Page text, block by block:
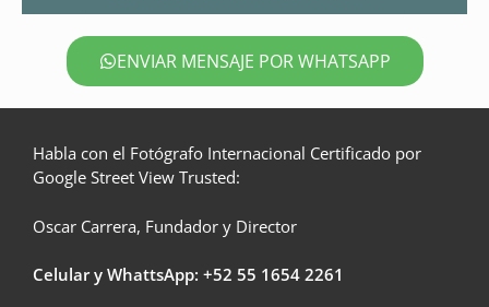
ENVIAR MENSAJE POR WHATSAPP
Habla con el Fotógrafo Internacional Certificado por
Google Street View Trusted:
Oscar Carrera, Fundador y Director
Celular y WhattsApp: +52 55 1654 2261